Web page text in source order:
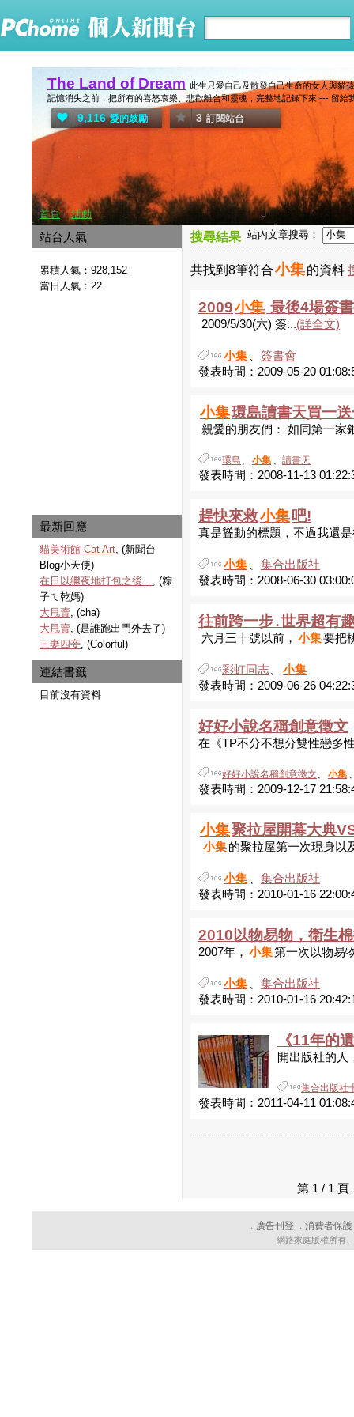
The Land of Dream 此生只愛自己及散發自己生命的女人與
記憶消失之前，把所有的喜怒哀樂、悲歡離合和靈魂，完整地記錄下來 --- 留給
9,116 愛的鼓勵 3 訂閱站台
首頁 活動
搜尋結果 站內文章搜尋：
共找到8筆符合小集的資料
2009小集 最後4場簽
2009/5/30(六) 簽...(詳全文)
小集
簽書會
發表時間：2009-05-20
小集環島讀書天買一
親愛的朋友們： 如同第一家
環島、 小集 、 讀書天
發表時間：2008-11-13
趕快來救小集 吧!
真是聳動的標題，不過我還
小集
集合出版社
發表時間：2008-06-30
往前跨一步․世界超有
六月三十號以前， 小集要把
彩虹同志
小集
發表時間：2009-06-26
好好小說名稱創意徵文
在《TP不分不想分雙性戀多
好好小說名稱創意徵文、 小集
發表時間：2009-12-17
小集聚拉屋開幕大典
小集的聚拉屋第一次現身以
小集
集合出版社
發表時間：2010-01-16
2010以物易物，衛生
2007年， 小集第一次以物易
小集
集合出版社
發表時間：2010-01-16
《11年的
開出版社的人
集合出版社
發表時間：2011-04-11
第 1 / 1
站台人氣
累積人氣： 928,152
當日人氣： 22
最新回應
貓美術館 Cat Art, (新聞台
Blog小天使)
在日以繼夜地打包之後…, (粽
子ㄟ乾媽)
大甩賣, (cha)
大甩賣, (是誰跑出門外去了)
三妻四妾, (Colorful)
連結書籤
目前沒有資料
． 廣告刊登 ． 消費者保護
網路家庭版權所有